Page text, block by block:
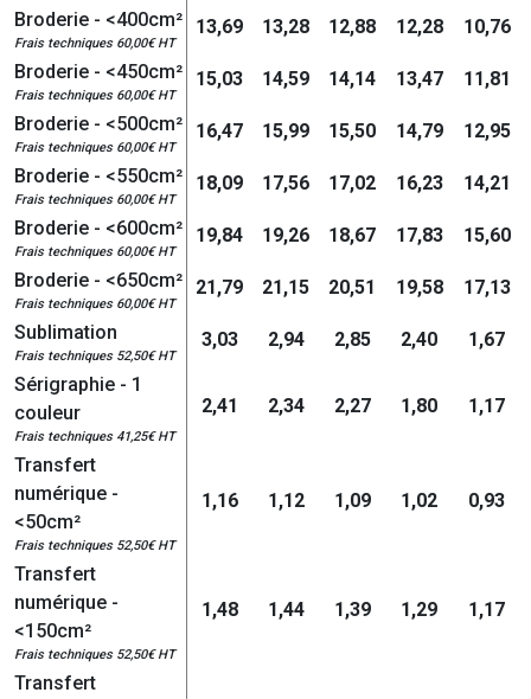
Broderie - <400cm²
Frais techniques 60,00€ HT
13,69 13,28 12,88 12,28
10,76
Broderie - <450cm²
Frais techniques 60,00€ HT
15,03 14,59 14,14 13,47
11,81
Broderie - <500cm²
Frais techniques 60,00€ HT
16,47 15,99 15,50 14,79
12,95
Broderie - <550cm²
Frais techniques 60,00€ HT
18,09 17,56 17,02 16,23
14,21
Broderie - <600cm²
Frais techniques 60,00€ HT
19,84 19,26 18,67 17,83
15,60
Broderie - <650cm²
Frais techniques 60,00€ HT
21,79 21,15 20,51 19,58
17,13
Sublimation
Frais techniques 52,50€ HT
3,03 2,94 2,85 2,40
1,67
Sérigraphie - 1
couleur
Frais techniques 41,25€ HT
2,41 2,34 2,27 1,80 1,17
Transfert
numérique -
<50cm²
Frais techniques 52,50€ HT
1,16 1,12 1,09 1,02 0,93
Transfert
numérique -
<150cm²
Frais techniques 52,50€ HT
1,48 1,44 1,39 1,29 1,17
Transfert